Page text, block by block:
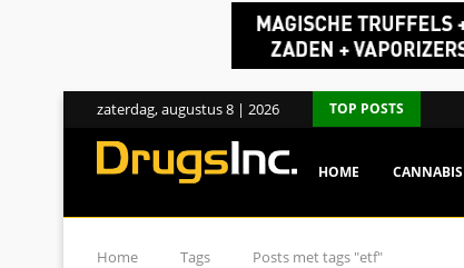
zaterdag, augustus 8 | 2026 TOP POSTS
HOME CANNABIS
Home Tags Posts met tags "etf"